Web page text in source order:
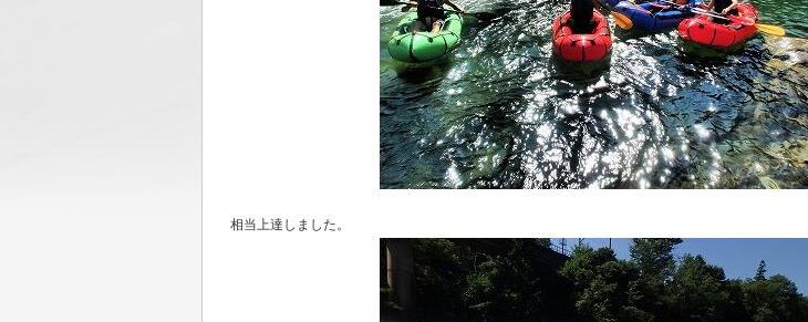
相当上達しました。